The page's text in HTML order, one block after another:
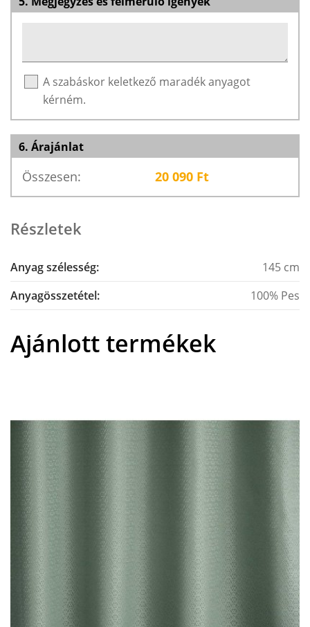
A szabáskor keletkező maradék anyagot
kérném.
6. Árajánlat
Összesen: 20 090 Ft
Részletek
Anyag szélesség:
145 cm
Anyagösszetétel:
100% Pes
Ajánlott termékek